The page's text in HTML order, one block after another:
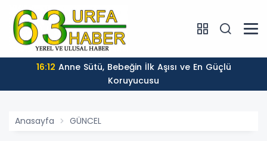
16:12
Koruyucusu
Anasayfa GÜNCEL